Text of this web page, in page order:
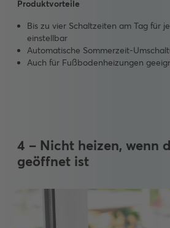
Produktvorteile
Bis zu vier Schaltzeiten am Tag für
einstellbar
Automatische Sommerzeit-
Auch für Fußbodenheizungen
4 – Nicht heizen, wenn
geöffnet ist